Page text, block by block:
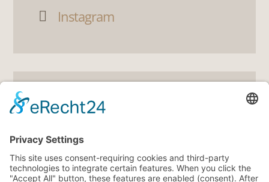
 Instagram
LINKS
5 Offerte